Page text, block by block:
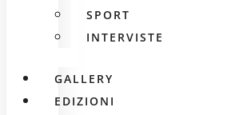
SPORT
INTERVISTE
GALLERY
EDIZIONI